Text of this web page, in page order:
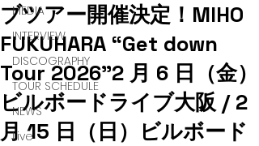
MEDIA
INTERVIEW
DISCOGRAPHY
TOUR SCHEDULE
NEWS
Live
ブツアー開催決定！MIHO
FUKUHARA “Get down
Tour 2026”2 ⽉ 6 ⽇（⾦）
ビルボードライブ⼤阪 / 2
⽉ 15 ⽇（⽇）ビルボード